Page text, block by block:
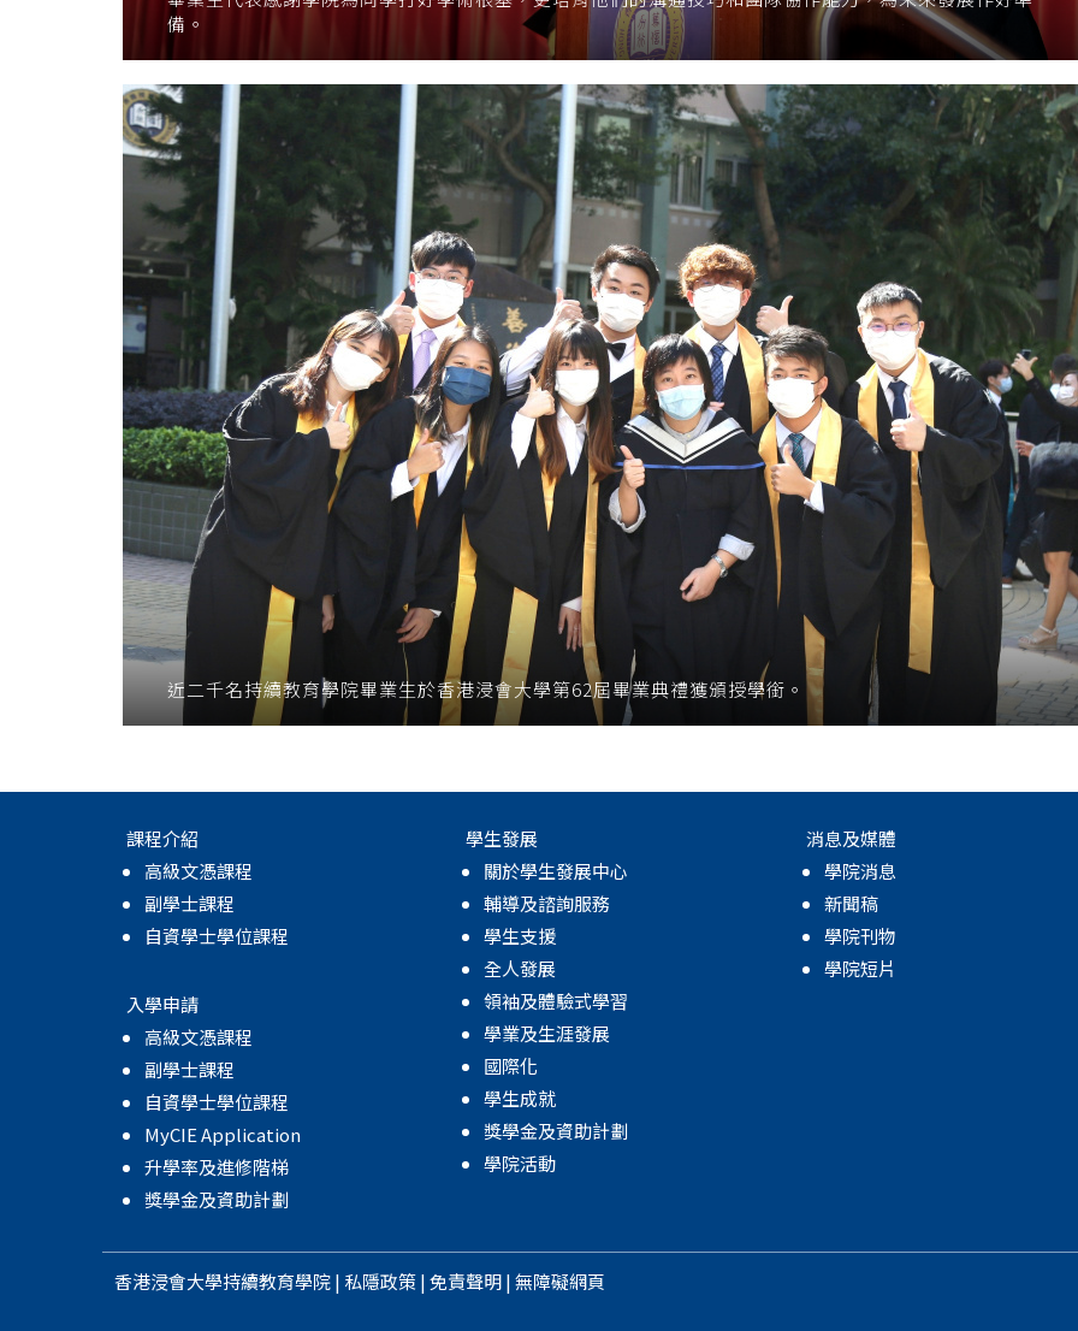
備。
近二千名持續教育學院畢業生於香港浸會大學第62屆畢業典禮獲頒授學銜。
課程介紹
高級文憑課程
副學士課程
自資學士學位課程
入學申請
高級文憑課程
副學士課程
自資學士學位課程
MyCIE Application
升學率及進修階梯
獎學金及資助計劃
學生發展
關於學生發展中心
輔導及諮詢服務
學生支援
全人發展
領袖及體驗式學習
學業及生涯發展
國際化
學生成就
獎學金及資助計劃
學院活動
消息及媒體
學院消息
新聞稿
學院刊物
學院短片
香港浸會大學持續教育學院| 私隱政策|免責聲明|無障礙網頁